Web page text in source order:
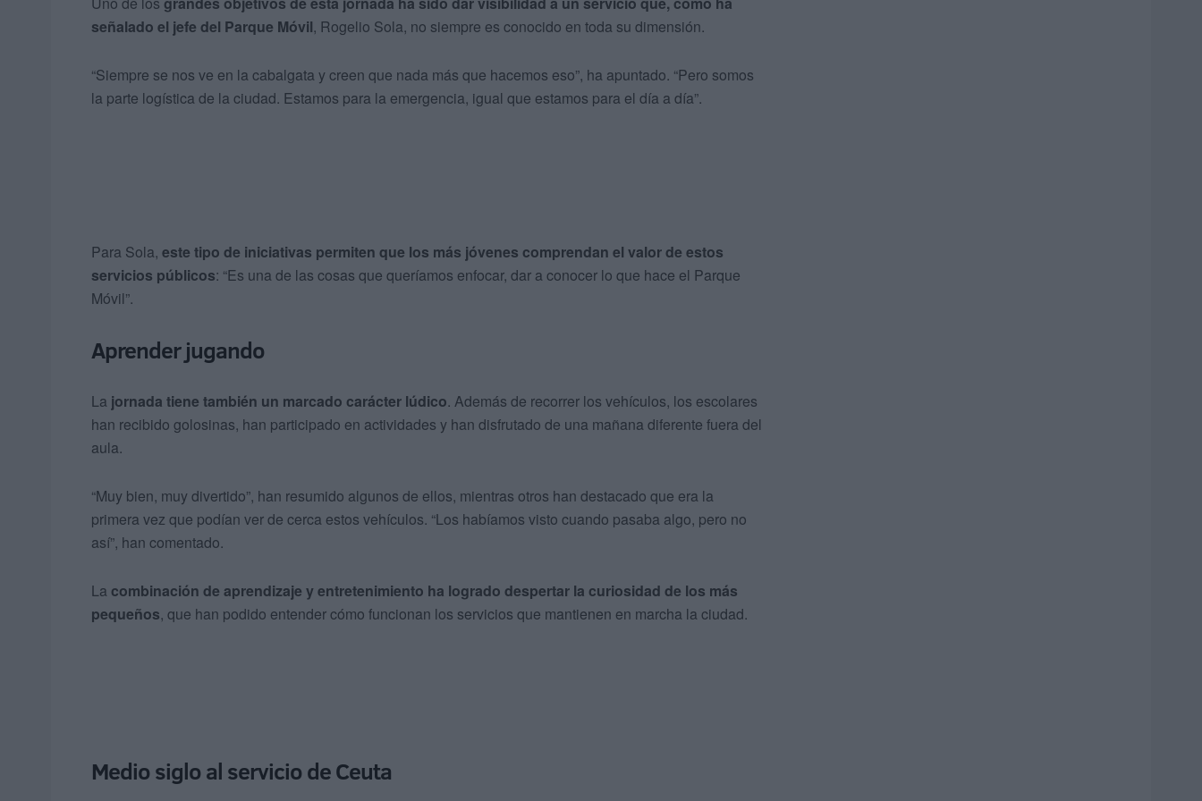
señalado el jefe del Parque Móvil, Rogelio Sola, no siempre es conocido en toda su dimensión.
“Siempre se nos ve en la cabalgata y creen que nada más que hacemos eso”, ha apuntado. “Pero somos
la parte logística de la ciudad. Estamos para la emergencia, igual que estamos para el día a día”.
Para Sola, este tipo de iniciativas permiten que los más jóvenes comprendan el valor de estos
servicios públicos: “Es una de las cosas que queríamos enfocar, dar a conocer lo que hace el Parque
Móvil”.
Aprender jugando
La jornada tiene también un marcado carácter lúdico. Además de recorrer los vehículos, los escolares
han recibido golosinas, han participado en actividades y han disfrutado de una mañana diferente fuera del
aula.
“Muy bien, muy divertido”, han resumido algunos de ellos, mientras otros han destacado que era la
primera vez que podían ver de cerca estos vehículos. “Los habíamos visto cuando pasaba algo, pero no
así”, han comentado.
La combinación de aprendizaje y entretenimiento ha logrado despertar la curiosidad de los más
pequeños, que han podido entender cómo funcionan los servicios que mantienen en marcha la ciudad.
Medio siglo al servicio de Ceuta